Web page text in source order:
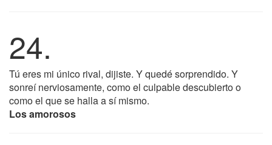
24.
Tú eres mi único rival, dijiste. Y quedé sorprendido. Y
sonreí nerviosamente, como el culpable descubierto o
como el que se halla a sí mismo.
Los amorosos